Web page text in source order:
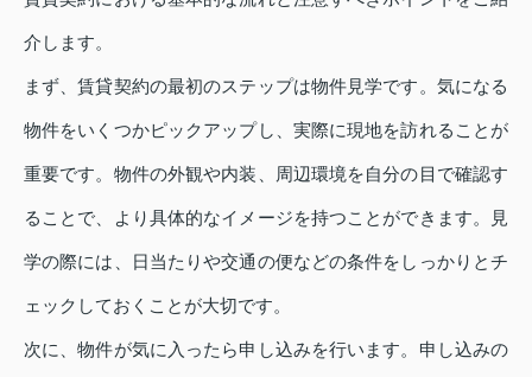
介します。
まず、賃貸契約の最初のステップは物件見学です。気になる
物件をいくつかピックアップし、実際に現地を訪れることが
重要です。物件の外観や内装、周辺環境を自分の目で確認す
ることで、より具体的なイメージを持つことができます。見
学の際には、日当たりや交通の便などの条件をしっかりとチ
ェックしておくことが大切です。
次に、物件が気に入ったら申し込みを行います。申し込みの